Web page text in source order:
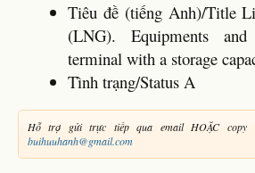
Tiêu đề (tiếng Anh)/Title
(LNG). Equipments
terminal with a storage
Tình trạng/Status A
Hỗ trợ gửi trực tiếp qua email HOẶC copy
buihuuhanh@gmail.com